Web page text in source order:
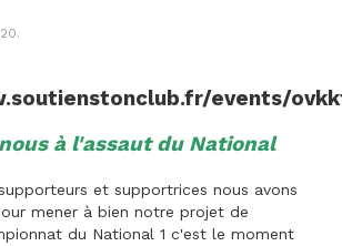
.
events/
à l'assaut du National
et supportrices nous avons
mener à bien notre projet de
du National 1 c'est le moment